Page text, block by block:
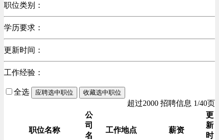
职位类别：
学历要求：
更新时间：
工作经验：
全选 应聘选中职位 收藏选中职位
超过2000 招聘信息 1/40页
职位名称
公
司
名
工作地点 薪资
更
新
时